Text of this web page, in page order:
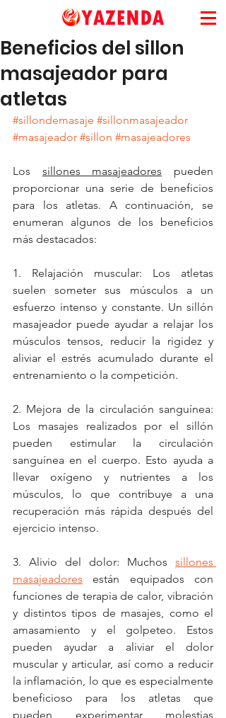
Beneficios del sillon
masajeador para
atletas
#sillondemasaje #sillonmasajeador
#masajeador #sillon #masajeadores
Los sillones masajeadores pueden
proporcionar una serie de beneficios
para los atletas. A continuación, se
enumeran algunos de los beneficios
más destacados:
1. Relajación muscular: Los atletas
suelen someter sus músculos a un
esfuerzo intenso y constante. Un sillón
masajeador puede ayudar a relajar los
músculos tensos, reducir la rigidez y
aliviar el estrés acumulado durante el
entrenamiento o la competición.
2. Mejora de la circulación sanguínea:
Los masajes realizados por el sillón
pueden estimular la circulación
sanguínea en el cuerpo. Esto ayuda a
llevar oxígeno y nutrientes a los
músculos, lo que contribuye a una
recuperación más rápida después del
ejercicio intenso.
3. Alivio del dolor: Muchos sillones
masajeadores están equipados con
funciones de terapia de calor, vibración
y distintos tipos de masajes, como el
amasamiento y el golpeteo. Estos
pueden ayudar a aliviar el dolor
muscular y articular, así como a reducir
la inflamación, lo que es especialmente
beneficioso para los atletas que
pueden experimentar molestias